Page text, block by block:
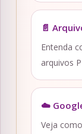
📄
Entenda
arquivos
☁️
Veja